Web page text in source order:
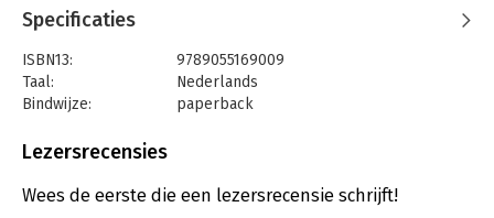
Specificaties
ISBN13:
9789055169009
Taal:
Nederlands
Bindwijze:
paperback
Uitgever:
Verschijningsdatum:
1-9-2022
Lezersrecensies
Wees de eerste die een lezersrecensie schrijft!